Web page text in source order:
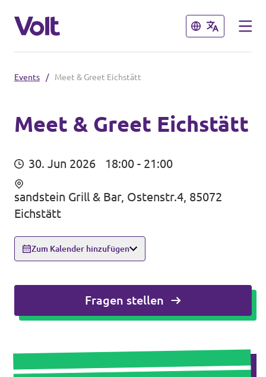
Schließen
Volt in Bayern
Lokale Teams
Volt in Deutschland
Website
Volt in deinem Bundesland
Volt Deutschland Merchandise Shop
Schließen
Über Volt
Menschen
Neuigkeiten
Unsere Events
Mache bei uns mit!
Events / Meet & Greet Eichstätt
Meet & Greet Eichstätt
30. Jun 2026 18:00 - 21:00
sandstein Grill & Bar, Ostenstr.4, 85072
Eichstätt
Zum Kalender hinzufügen
Fragen stellen